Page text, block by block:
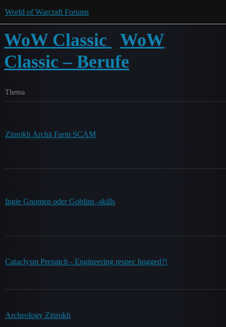
World of Warcraft Forums
WoW Classic
WoW
Classic – Berufe
Thema
Zinrokh Archä Farm SCAM
Ingie Gnomen oder Goblins -skills
Cataclysm Prepatch - Engineering respec bugged?!
Archeology Zinrokh